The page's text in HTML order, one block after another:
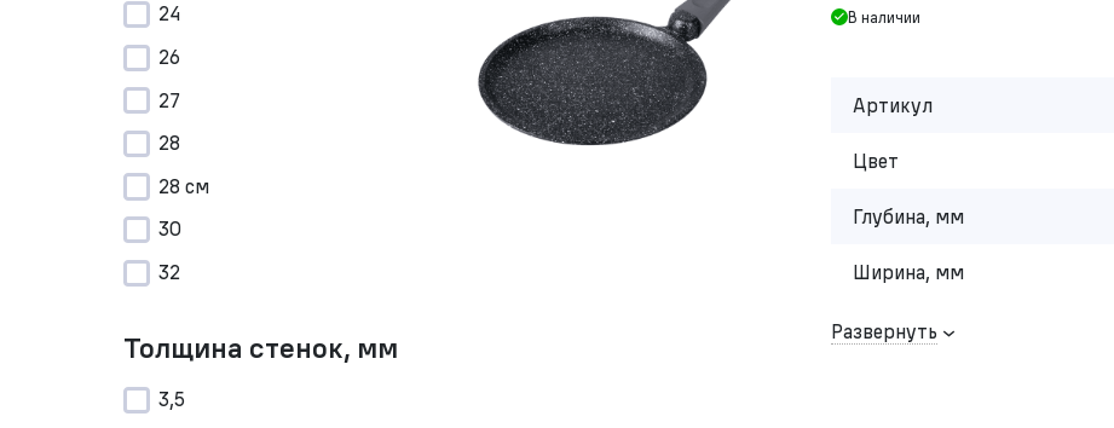
24
26
27
28
28 см
30
32
Толщина стенок, мм
3,5
В наличии
Артикул
Цвет
Глубина, мм
Ширина, мм
Развернуть